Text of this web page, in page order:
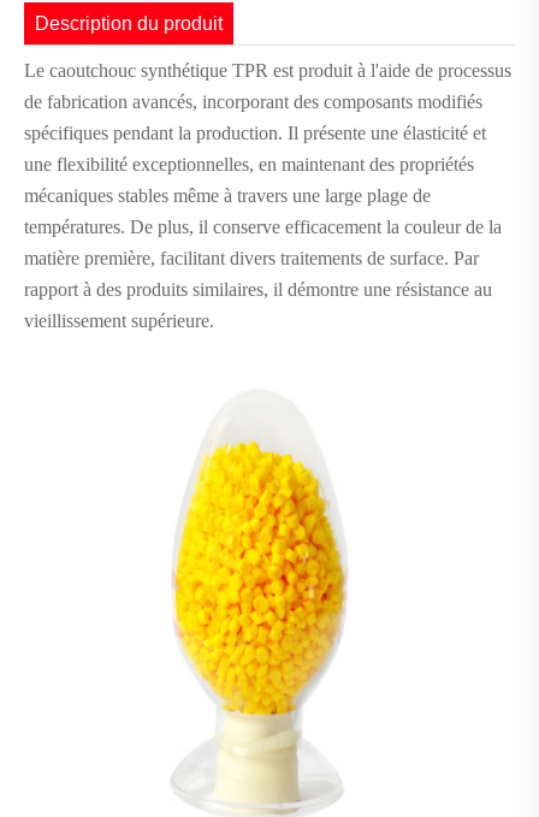
Description du produit
Le caoutchouc synthétique TPR est produit à l'aide de processus
de fabrication avancés, incorporant des composants modifiés
spécifiques pendant la production. Il présente une élasticité et
une flexibilité exceptionnelles, en maintenant des propriétés
mécaniques stables même à travers une large plage de
températures. De plus, il conserve efficacement la couleur de la
matière première, facilitant divers traitements de surface. Par
rapport à des produits similaires, il démontre une résistance au
vieillissement supérieure.